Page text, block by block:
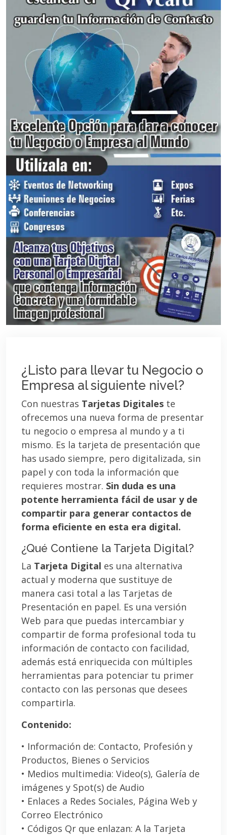
¿Listo para llevar tu Negocio o
Empresa al siguiente nivel?
Con nuestras Tarjetas Digitales te
ofrecemos una nueva forma de presentar
tu negocio o empresa al mundo y a ti
mismo. Es la tarjeta de presentación que
has usado siempre, pero digitalizada, sin
papel y con toda la información que
requieres mostrar. Sin duda es una
potente herramienta fácil de usar y de
compartir para generar contactos de
forma eficiente en esta era digital.
¿Qué Contiene la Tarjeta Digital?
La Tarjeta Digital es una alternativa
actual y moderna que sustituye de
manera casi total a las Tarjetas de
Presentación en papel. Es una versión
Web para que puedas intercambiar y
compartir de forma profesional toda tu
información de contacto con facilidad,
además está enriquecida con múltiples
herramientas para potenciar tu primer
contacto con las personas que desees
compartirla.
Contenido:
• Información de: Contacto, Profesión y
Productos, Bienes o Servicios
• Medios multimedia: Video(s), Galería de
imágenes y Spot(s) de Audio
• Enlaces a Redes Sociales, Página Web y
Correo Electrónico
• Códigos Qr que enlazan: A la Tarjeta